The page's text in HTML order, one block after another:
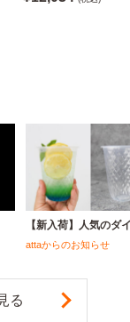
【新入荷】人気のダ
attaからのお知らせ
る